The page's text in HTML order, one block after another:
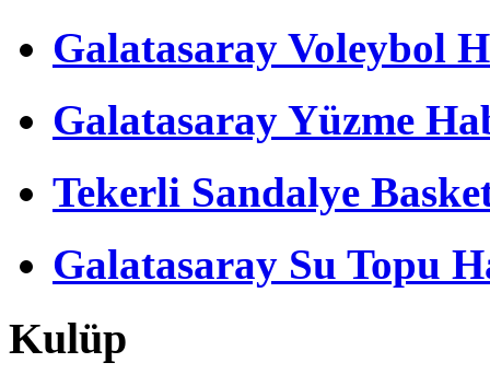
Galatasaray Voleybol
Galatasaray Yüzme
Tekerli Sandalye
Galatasaray Su Topu
Kulüp